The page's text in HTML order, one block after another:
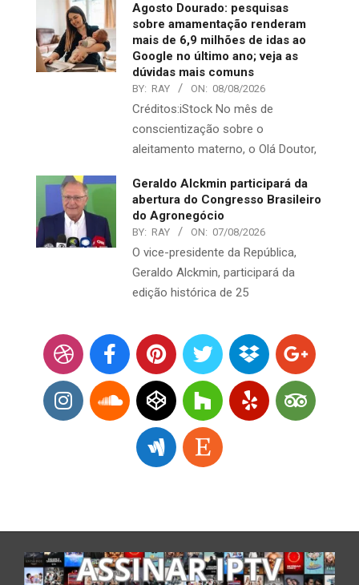
Agosto Dourado: pesquisas
sobre amamentação renderam
mais de 6,9 milhões de idas ao
Google no último ano; veja as
dúvidas mais comuns
BY: RAY ON: 08/08/2026
Créditos:iStock No mês de
conscientização sobre o
aleitamento materno, o Olá Doutor,
Geraldo Alckmin participará da
abertura do Congresso Brasileiro
do Agronegócio
BY: RAY ON: 07/08/2026
O vice-presidente da República,
Geraldo Alckmin, participará da
edição histórica de 25